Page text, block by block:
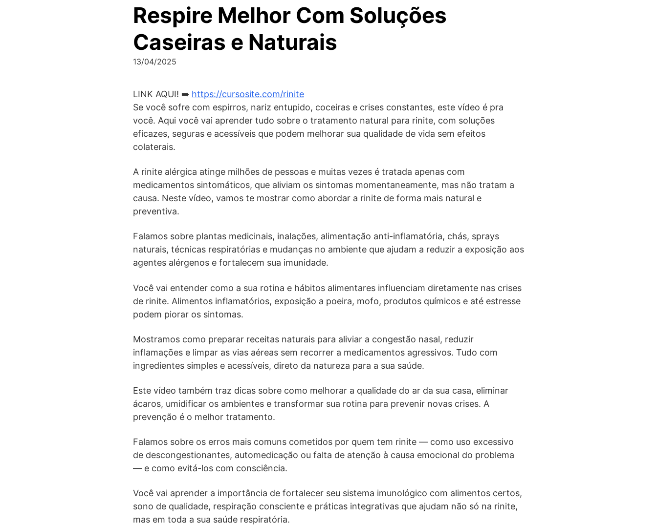
Respire Melhor Com Soluções
Caseiras e Naturais
13/04/2025
LINK AQUI! ➡️ https://cursosite.com/rinite
Se você sofre com espirros, nariz entupido, coceiras e crises constantes, este vídeo é pra
você. Aqui você vai aprender tudo sobre o tratamento natural para rinite, com soluções
eficazes, seguras e acessíveis que podem melhorar sua qualidade de vida sem efeitos
colaterais.
A rinite alérgica atinge milhões de pessoas e muitas vezes é tratada apenas com
medicamentos sintomáticos, que aliviam os sintomas momentaneamente, mas não tratam a
causa. Neste vídeo, vamos te mostrar como abordar a rinite de forma mais natural e
preventiva.
Falamos sobre plantas medicinais, inalações, alimentação anti-inflamatória, chás, sprays
naturais, técnicas respiratórias e mudanças no ambiente que ajudam a reduzir a exposição aos
agentes alérgenos e fortalecem sua imunidade.
Você vai entender como a sua rotina e hábitos alimentares influenciam diretamente nas crises
de rinite. Alimentos inflamatórios, exposição a poeira, mofo, produtos químicos e até estresse
podem piorar os sintomas.
Mostramos como preparar receitas naturais para aliviar a congestão nasal, reduzir
inflamações e limpar as vias aéreas sem recorrer a medicamentos agressivos. Tudo com
ingredientes simples e acessíveis, direto da natureza para a sua saúde.
Este vídeo também traz dicas sobre como melhorar a qualidade do ar da sua casa, eliminar
ácaros, umidificar os ambientes e transformar sua rotina para prevenir novas crises. A
prevenção é o melhor tratamento.
Falamos sobre os erros mais comuns cometidos por quem tem rinite — como uso excessivo
de descongestionantes, automedicação ou falta de atenção à causa emocional do problema
— e como evitá-los com consciência.
Você vai aprender a importância de fortalecer seu sistema imunológico com alimentos certos,
sono de qualidade, respiração consciente e práticas integrativas que ajudam não só na rinite,
mas em toda a sua saúde respiratória.